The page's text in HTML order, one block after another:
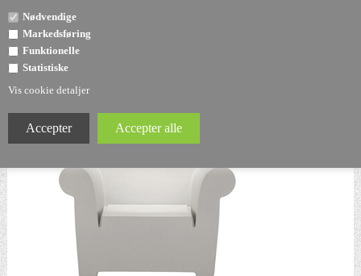
Nødvendige
Markedsføring
Funktionelle
Statistiske
Vis cookie detaljer